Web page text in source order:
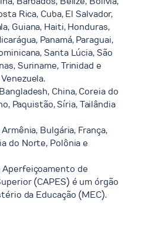
Rica, Cuba, El Salvador,
Guiana, Haiti, Honduras,
Panamá, Paraguai,
Santa Lúcia, São
Suriname, Trinidad e
Bangladesh, China, Coreia do
Paquistão, Síria, Tailândia
Bulgária, França,
do Norte, Polônia e
Aperfeiçoamento de
(CAPES) é um órgão
da Educação (MEC).